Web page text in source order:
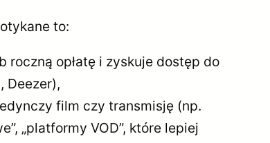
to:
roczną opłatę i zyskuje dostęp do
Deezer),
film czy transmisję (np.
„platformy VOD”, które lepiej